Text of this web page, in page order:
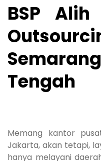
BSP
Tengah
Memang kantor
Jakarta, akan tetapi,
hanya melayani